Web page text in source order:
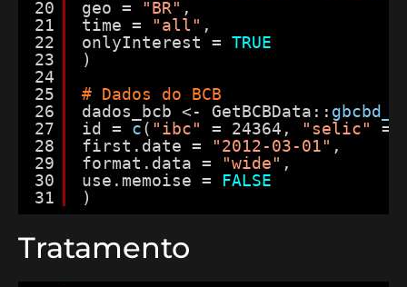
20
21
22
23
24
25
26
27
28
29
30
31
geo =
"BR" ,
time =
"all" ,
onlyInterest = TRUE
)
# Dados do BCB
dados_bcb <- GetBCBData::
id = c( "ibc" = 24364, "selic"
=
first.date =
"2012-03-01" ,
format.data =
"wide" ,
use.memoise = FALSE
)
Tratamento